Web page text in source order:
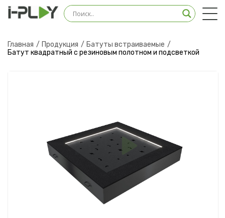
Главная Продукция
Батуты встраиваемые
Батут квадратный с резиновым полотном и подсветкой
Оставить заявку на
консультацию
Наш менеджер свяжется с вами в ближайшее